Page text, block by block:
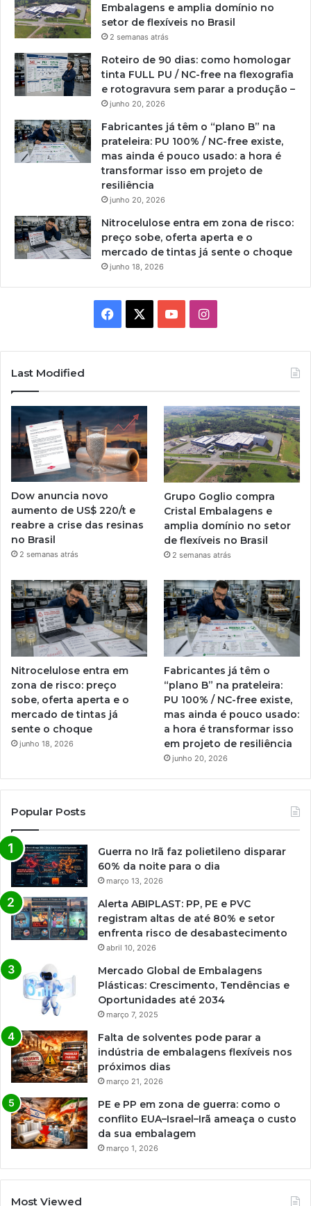
Embalagens e amplia domínio no
setor de flexíveis no Brasil
2 semanas atrás
Roteiro de 90 dias: como homologar
tinta FULL PU / NC-free na flexografia
e rotogravura sem parar a produção –
junho 20, 2026
Fabricantes já têm o “plano B” na
prateleira: PU 100% / NC-free existe,
mas ainda é pouco usado: a hora é
transformar isso em projeto de
resiliência
junho 20, 2026
Nitrocelulose entra em zona de risco:
preço sobe, oferta aperta e o
mercado de tintas já sente o choque
junho 18, 2026
Facebook YouTubeInstagram
Last Modified
Dow anuncia novo
aumento de US$ 220/t e
reabre a crise das resinas
no Brasil
2 semanas atrás
Grupo Goglio compra
Cristal Embalagens e
amplia domínio no setor
de flexíveis no Brasil
2 semanas atrás
Nitrocelulose entra em
zona de risco: preço
sobe, oferta aperta e o
mercado de tintas já
sente o choque
junho 18, 2026
Fabricantes já têm o
“plano B” na prateleira:
PU 100% / NC-free existe,
mas ainda é pouco usado:
a hora é transformar isso
em projeto de resiliência
junho 20, 2026
Popular Posts
Guerra no Irã faz polietileno disparar
60% da noite para o dia
março 13, 2026
Alerta ABIPLAST: PP, PE e PVC
registram altas de até 80% e setor
enfrenta risco de desabastecimento
abril 10, 2026
Mercado Global de Embalagens
Plásticas: Crescimento, Tendências e
Oportunidades até 2034
março 7, 2025
Falta de solventes pode parar a
indústria de embalagens flexíveis nos
próximos dias
março 21, 2026
PE e PP em zona de guerra: como o
conflito EUA–Israel–Irã ameaça o custo
da sua embalagem
março 1, 2026
Most Viewed